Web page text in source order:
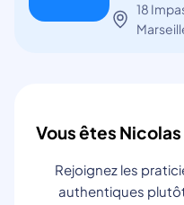
18
Vous êtes Nicolas
Rejoignez les
authentiques